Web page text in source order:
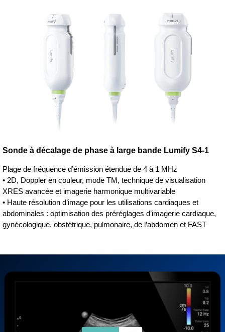
Sonde à décalage de phase à large bande Lumify S4-1
Plage de fréquence d’émission étendue de 4 à 1 MHz
• 2D, Doppler en couleur, mode TM, technique de visualisation
XRES avancée et imagerie harmonique multivariable
• Haute résolution d’image pour les utilisations cardiaques et
abdominales : optimisation des préréglages d’imagerie cardiaque,
gynécologique, obstétrique, pulmonaire, de l’abdomen et FAST